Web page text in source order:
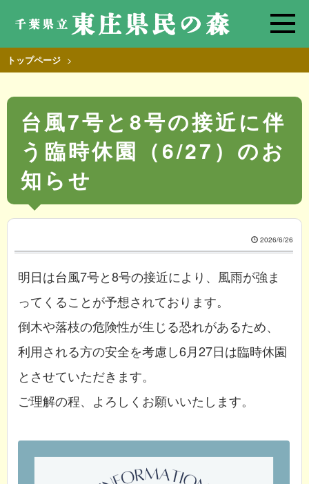
トップページ >
台風7号と8号の接近に伴
う臨時休園（6/27）のお
知らせ
2026/6/26
明日は台風7号と8号の接近により、風雨が強ま
ってくることが予想されております。
倒木や落枝の危険性が生じる恐れがあるため、
利用される方の安全を考慮し6月27日は臨時休園
とさせていただきます。
ご理解の程、よろしくお願いいたします。